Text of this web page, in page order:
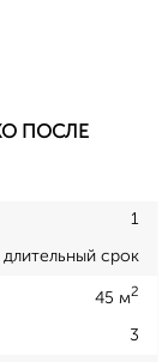
ПОСЛЕ
1
длительный срок
45 м2
3